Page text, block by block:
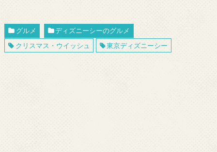
グルメ
ディズニーシーのグルメ
クリスマス・ウイッシュ
東京ディズニーシー